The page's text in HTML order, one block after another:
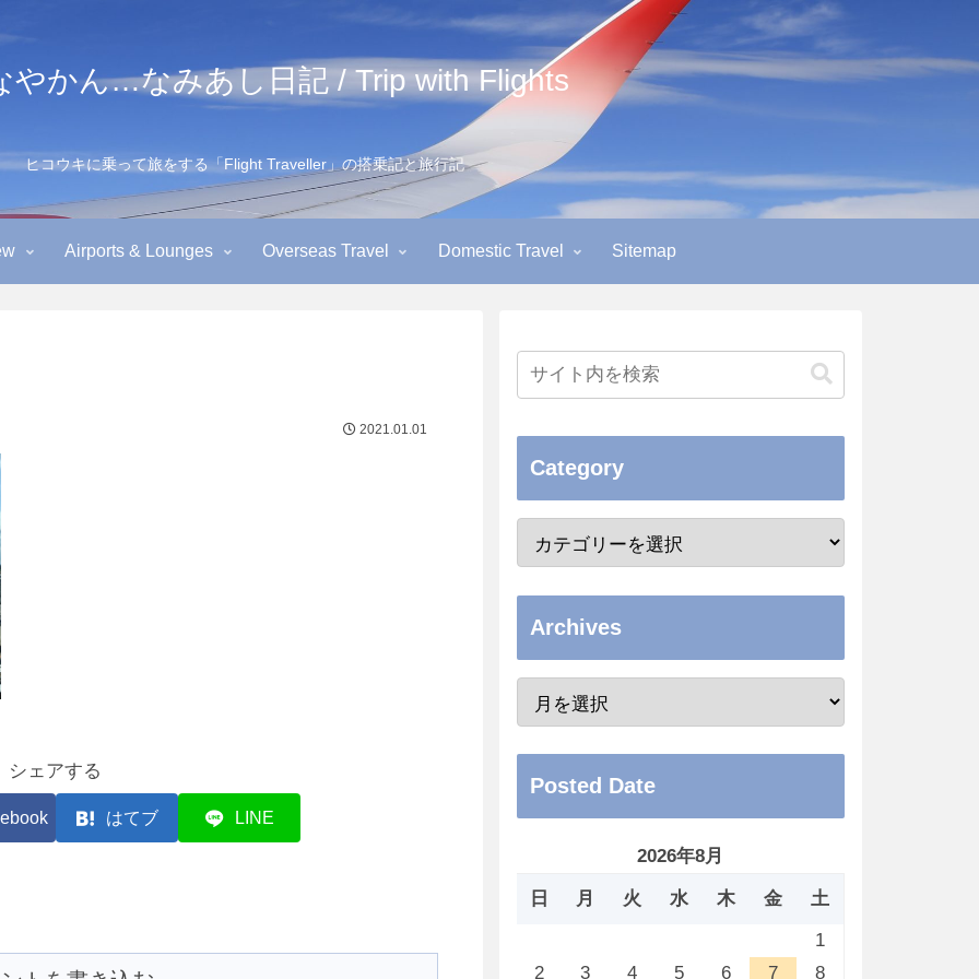
やかん…なみあし日記 / Trip with Flights
ヒコウキに乗って旅をする「Flight Traveller」の搭乗記と旅行記
Airports & Lounges Overseas Travel Domestic Travel Sitemap
2021.01.01
シェアする
はてブ LINE
Category
Archives
Posted Date
2026年8月
日 月 火 水 木 金
土
1
2
3 4 5 6 7
8